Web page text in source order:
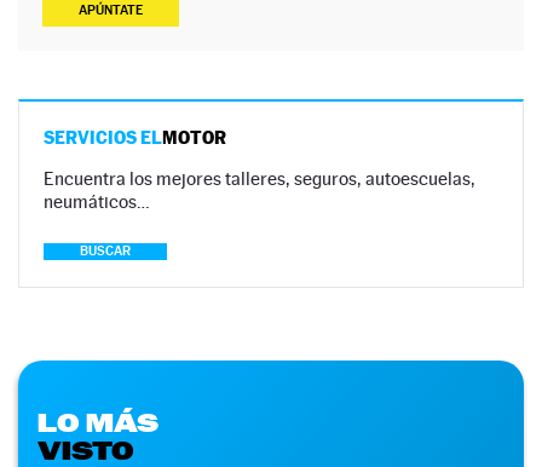
APÚNTATE
SERVICIOS ELMOTOR
Encuentra los mejores talleres, seguros, autoescuelas,
neumáticos…
BUSCAR
LO MÁS
VISTO